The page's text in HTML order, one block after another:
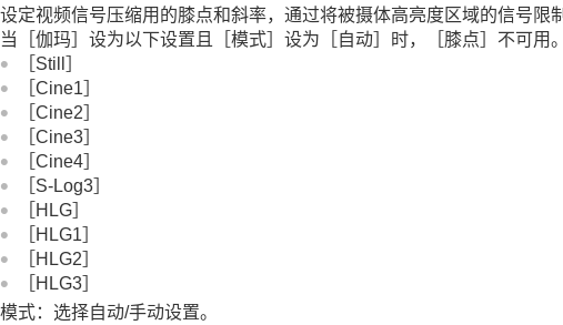
设定视频信号压缩用的膝点和斜率，通过将被摄体高亮度区域的信号限
当
［伽玛］ 设为以下设置且 ［模式］ 设为 ［自动］ 时， ［膝点］ 不可用
［Still］
［Cine1］
［Cine2］
［Cine3］
［Cine4］
［S-Log3］
［HLG］
［HLG1］
［HLG2］
［HLG3］
模式：选择自动/手动设置。